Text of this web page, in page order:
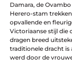
Damara, de
Herero-stam
opvallende en
Victoriaanse stijl die
dragen breed
traditionele dracht is
werd door de